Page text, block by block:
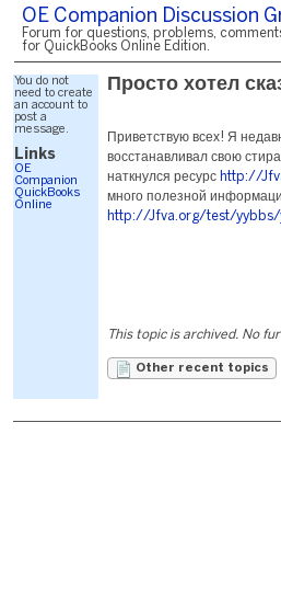
OE Companion Discussion
Forum for questions, problems,
for QuickBooks Online Edition.
You do not
need to create
an account to
post a
message.
Links
OE
Companion
QuickBooks
Online
Просто хотел
Приветствую всех! Я
восстанавливал свою
наткнулся ресурс http://
много полезной
http://Jfva.org/test/yybbs/
This topic is archived. No
Other recent topics